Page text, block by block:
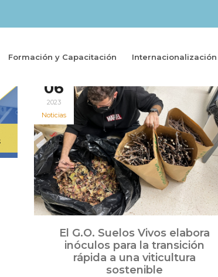
Formación y Capacitación Internacionalización
06
2023
Noticias
El G.O. Suelos Vivos elabora
inóculos para la transición
rápida a una viticultura
sostenible